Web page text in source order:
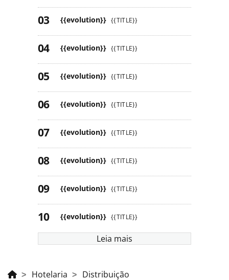
{{evolution}} {{TITLE}}
{{evolution}} {{TITLE}}
{{evolution}} {{TITLE}}
{{evolution}} {{TITLE}}
{{evolution}} {{TITLE}}
{{evolution}} {{TITLE}}
{{evolution}} {{TITLE}}
{{evolution}} {{TITLE}}
Leia mais
Hotelaria
Distribuição